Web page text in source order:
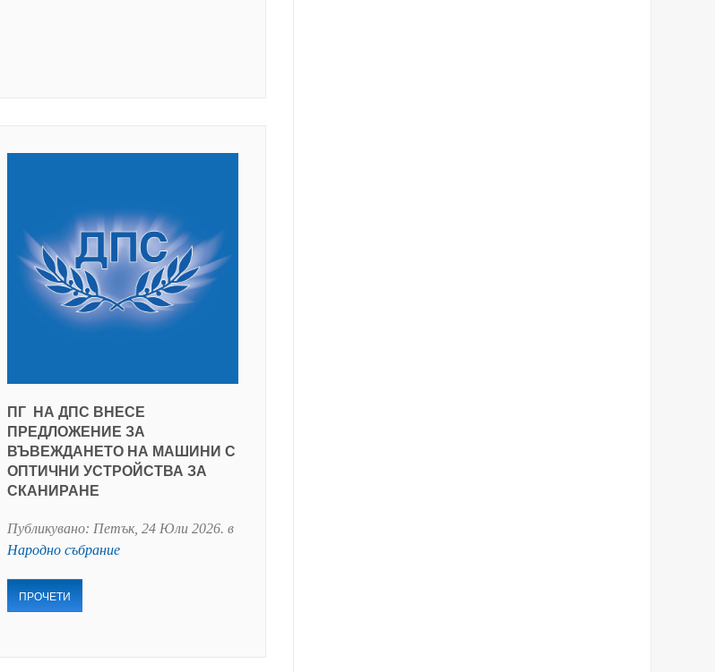
ПГ НА ДПС ВНЕСЕ
ПРЕДЛОЖЕНИЕ ЗА
ВЪВЕЖДАНЕТО НА МАШИНИ С
ОПТИЧНИ УСТРОЙСТВА ЗА
СКАНИРАНЕ
Публикувано: Петък, 24 Юли 2026. в
Народно събрание
ПРОЧЕТИ